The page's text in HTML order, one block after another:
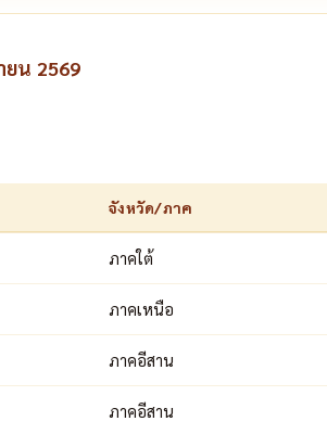
น 2569
จังหวัด/ภาค
ภาคใต้
ภาคเหนือ
ภาคอีสาน
ภาคอีสาน